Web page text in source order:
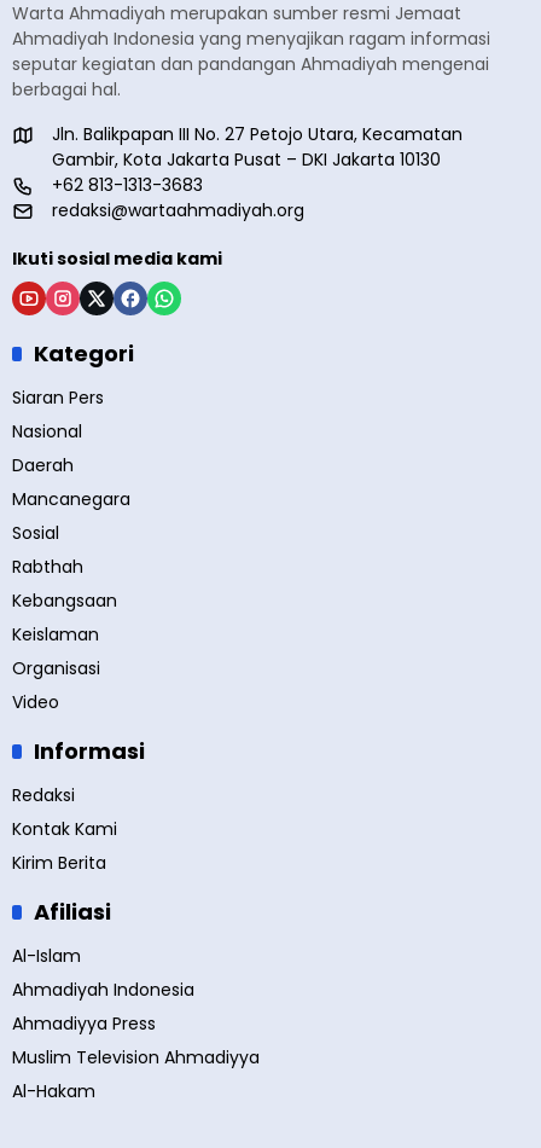
Warta Ahmadiyah merupakan sumber resmi Jemaat
Ahmadiyah Indonesia yang menyajikan ragam informasi
seputar kegiatan dan pandangan Ahmadiyah mengenai
berbagai hal.
Jln. Balikpapan III No. 27 Petojo Utara, Kecamatan
Gambir, Kota Jakarta Pusat – DKI Jakarta 10130
+62 813-1313-3683
redaksi@wartaahmadiyah.org
Ikuti sosial media kami
Kategori
Siaran Pers
Nasional
Daerah
Mancanegara
Sosial
Rabthah
Kebangsaan
Keislaman
Organisasi
Video
Informasi
Redaksi
Kontak Kami
Kirim Berita
Afiliasi
Al-Islam
Ahmadiyah Indonesia
Ahmadiyya Press
Muslim Television Ahmadiyya
Al-Hakam